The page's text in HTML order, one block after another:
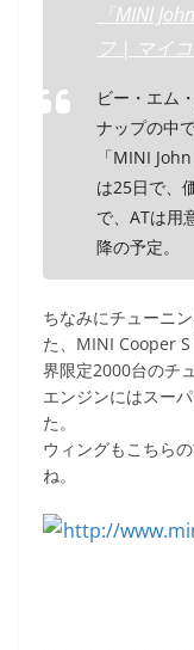
「MINI
フ | マイ
ビー・エム
ナップの中
「MINI
は25日で、
で、ATは用
降の予定。
ちなみにチューニ
た、MINI Cooper
界限定2000台のチ
エンジンにはスー
た。
ウィングもこちら
ね。